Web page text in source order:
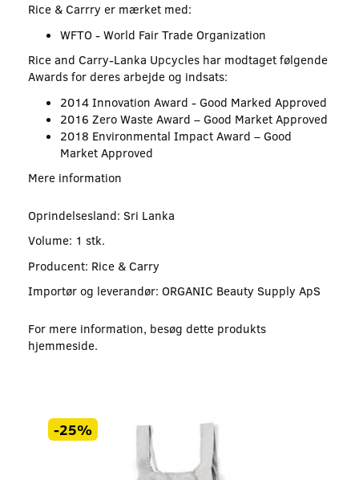
Rice & Carrry er mærket med:
WFTO - World Fair Trade Organization
Rice and Carry-Lanka Upcycles har modtaget følgende
Awards for deres arbejde og indsats:
2014 Innovation Award - Good Marked Approved
2016 Zero Waste Award – Good Market Approved
2018 Environmental Impact Award – Good
Market Approved
Mere information
Oprindelsesland: Sri Lanka
Volume: 1 stk.
Producent: Rice & Carry
Importør og leverandør: ORGANIC Beauty Supply ApS
For mere information, besøg dette produkts
hjemmeside.
-25%